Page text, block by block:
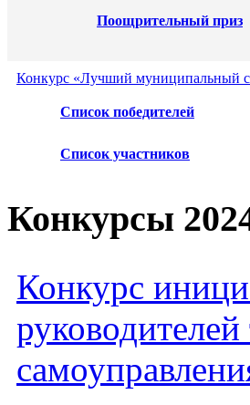
Поощрительный приз
Конкурс «Лучший муниципальный
Список победителей
Список участников
Конкурсы
Конкурс